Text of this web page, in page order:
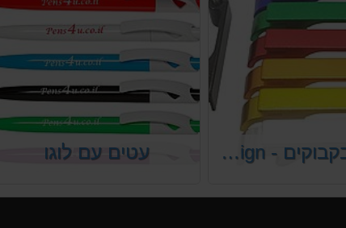
פותחני בקבוקים - Anodize Design עטים עם לוגו
במחירים הזולים ביותר בשוק